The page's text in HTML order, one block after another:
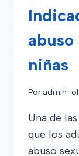
niñas
Por admin-
Una de
que los
abuso